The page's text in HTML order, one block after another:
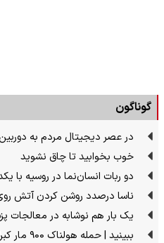
گوناگون
در عصر دیجیتال مردم به
خوب بخوابید تا چاق نشوید
دو ربات انسان‌نما در روسیه با
ناسا درصدد روشن کردن آتش
یک بار هم نوشابه در معالجات
ببینید | حمله هولناک ۹۰۰ مار کبرای قاتل به ساکنان مردم چین